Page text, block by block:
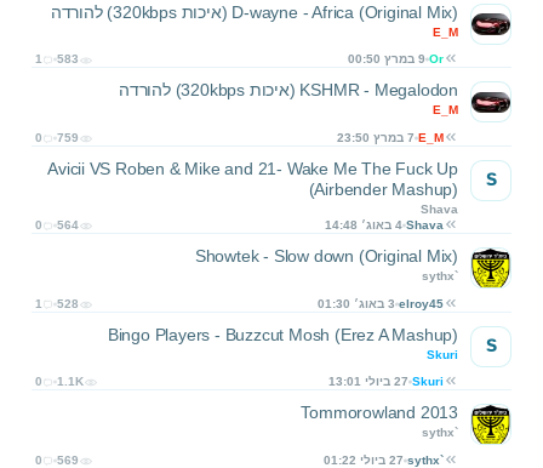
D-wayne - Africa (Original Mix) (איכות 320kbps) להורדה
E_M
Or 9 במרץ 00:50 1 583
KSHMR - Megalodon (איכות 320kbps) להורדה
E_M
E_M 7 במרץ 23:50 0 759
Avicii VS Roben & Mike and 21- Wake Me The Fuck Up
(Airbender Mashup)
Shava
Shava 4 באוג׳ 14:48 0 564
S
Showtek - Slow down (Original Mix)
sythx`
elroy45 3 באוג׳ 01:30 1 528
(Bingo Players - Buzzcut Mosh (Erez A Mashup
Skuri
Skuri 27 ביולי 13:01 0 1.1K
S
Tommorowland 2013
sythx`
sythx` 27 ביולי 01:22 0 569